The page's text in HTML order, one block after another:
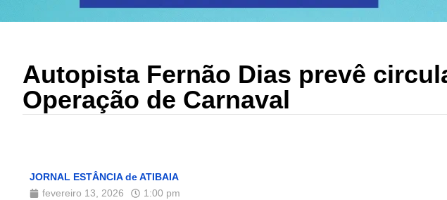
Autopista Fernão Dias prevê
Operação de Carnaval
JORNAL ESTÂNCIA de ATIBAIA
fevereiro 13, 2026
1:00 pm